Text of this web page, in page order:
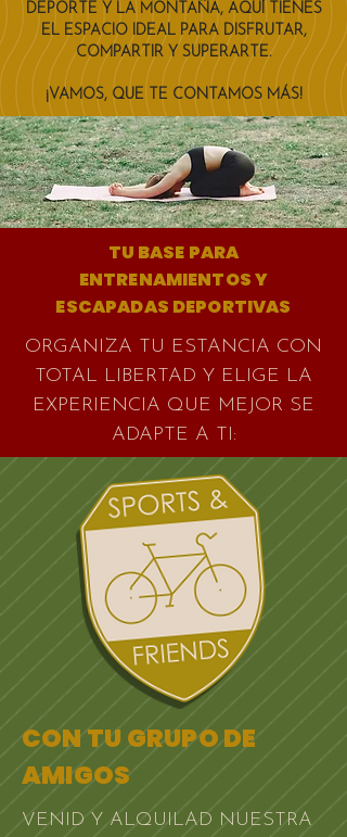
DEPORTE Y LA MONTAÑA, AQUÍ TIENES
EL ESPACIO IDEAL PARA DISFRUTAR,
COMPARTIR Y SUPERARTE.
¡VAMOS, QUE TE CONTAMOS MÁS!
TU BASE PARA
ENTRENAMIENTOS Y
ESCAPADAS DEPORTIVAS
ORGANIZA TU ESTANCIA CON
TOTAL LIBERTAD Y ELIGE LA
EXPERIENCIA QUE MEJOR SE
ADAPTE A TI:
CON TU GRUPO DE
AMIGOS
VENID Y ALQUILAD NUESTRA